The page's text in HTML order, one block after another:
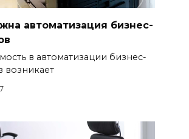
автоматизация бизнес-
в автоматизации бизнес-
возникает